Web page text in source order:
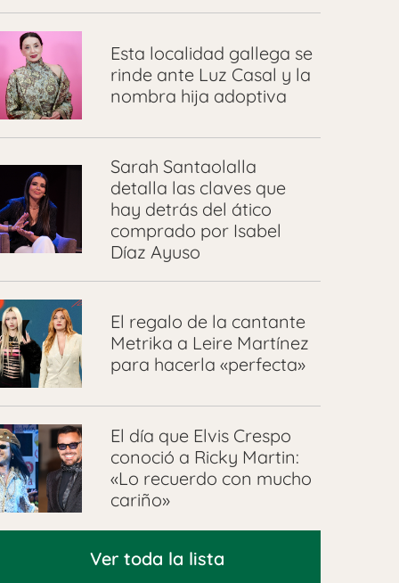
Esta localidad gallega se
rinde ante Luz Casal y la
nombra hija adoptiva
Sarah Santaolalla
detalla las claves que
hay detrás del ático
comprado por Isabel
Díaz Ayuso
El regalo de la cantante
Metrika a Leire Martínez
para hacerla «perfecta»
El día que Elvis Crespo
conoció a Ricky Martin:
«Lo recuerdo con mucho
cariño»
Ver toda la lista